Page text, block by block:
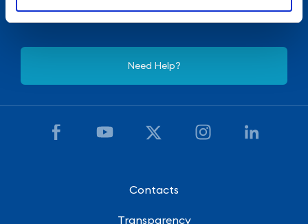
Need Help?
Contacts
Transparency